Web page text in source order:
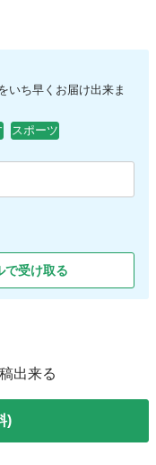
いち早くお届け出来ま
スポーツ
で受け取る
出来る
)